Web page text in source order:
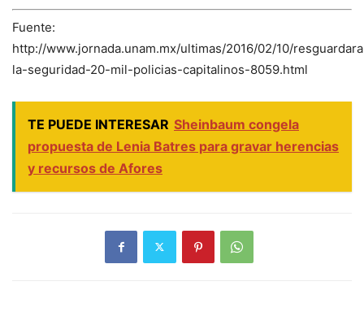
Fuente:
http://www.jornada.unam.mx/ultimas/2016/02/10/
la-seguridad-20-mil-policias-capitalinos-8059.html
TE PUEDE INTERESAR Sheinbaum congela
propuesta de Lenia Batres para gravar herencias
y recursos de Afores